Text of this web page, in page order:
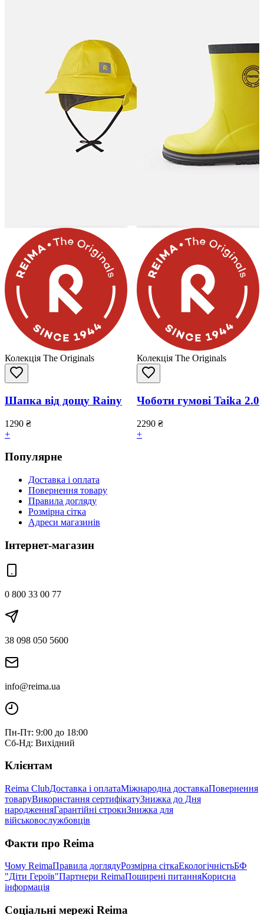
Колекція The Originals
Шапка від дощу Rainy
1290 ₴
+
Колекція The Originals
Чоботи гумові Taika 2.0
2290 ₴
+
Популярне
Доставка і оплата
Повернення товару
Правила догляду
Розмірна сітка
Адреси магазинів
Інтернет-магазин
0 800 33 00 77
38 098 050 5600
info@reima.ua
Пн-Пт: 9:00 до 18:00
Сб-Нд: Вихідний
Клієнтам
Reima ClubДоставка і оплатаМіжнародна доставкаПовернення
товаруВикористання сертифікатуЗнижка до Дня
народженняГарантійні строкиЗнижка для
військовослужбовців
Факти про Reima
Чому ReimaПравила доглядуРозмірна сіткаЕкологічністьБФ
"Діти Героїв"Партнери ReimaПоширені питанняКорисна
інформація
Соціальні мережі Reima